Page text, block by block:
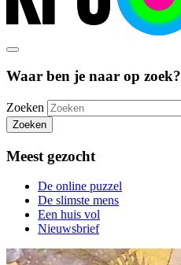
Waar ben je naar op zoek?
Zoeken
Zoeken
Meest gezocht
De online puzzel
De slimste mens
Een huis vol
Nieuwsbrief